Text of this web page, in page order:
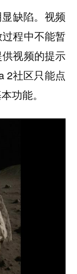
缺陷。视频
程中不能暂
视频的提示
2社区只能点
功能。